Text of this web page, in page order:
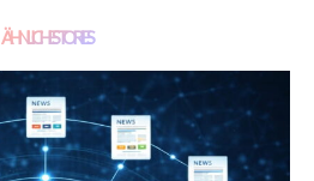
ÄHNLICHE STORIES